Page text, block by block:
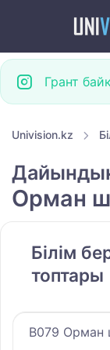
Грант
Univision.kz
Орман
Білім
топтары
B079